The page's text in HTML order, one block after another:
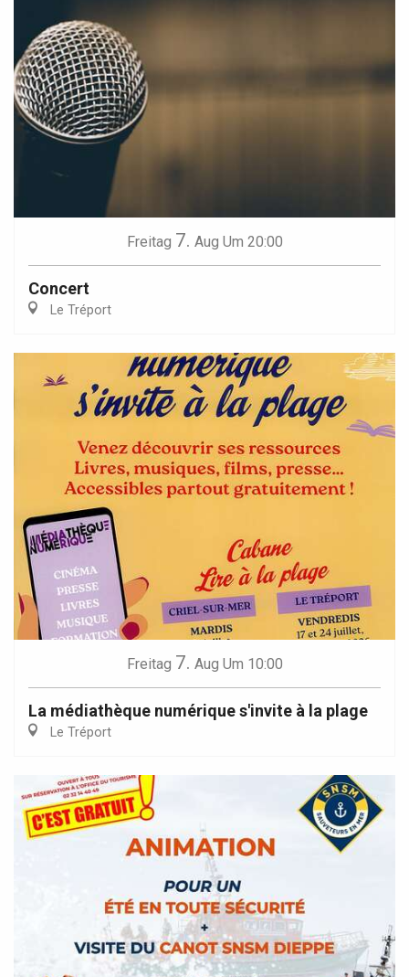
Freitag 7. Aug Um 20:00
Concert
Le Tréport
Freitag 7. Aug Um 10:00
La médiathèque numérique s'invite à la plage
Le Tréport